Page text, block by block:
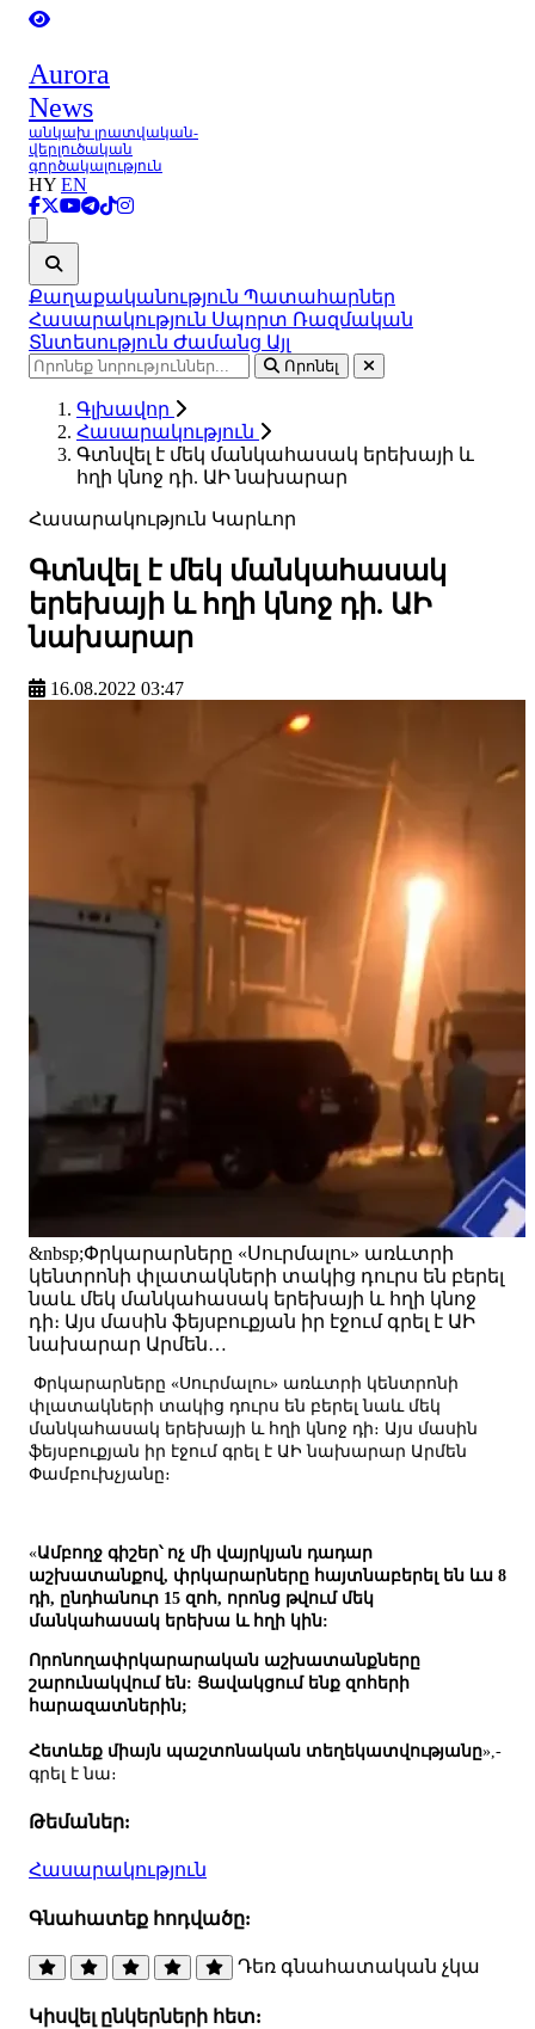
Aurora
News
անկախ լրատվական-
վերլուծական
գործակալություն
HY EN
Քաղաքականություն Պատահարներ
Հասարակություն Սպորտ Ռազմական
Տնտեսություն Ժամանց Այլ
Որոնել
Գլխավոր
Հասարակություն
Գտնվել է մեկ մանկահասակ երեխայի և
հղի կնոջ դի. ԱԻ նախարար
Հասարակություն Կարևոր
Գտնվել է մեկ մանկահասակ
երեխայի և հղի կնոջ դի. ԱԻ
նախարար
16.08.2022 03:47
&nbsp;Փրկարարները «Սուրմալու» առևտրի
կենտրոնի փլատակների տակից դուրս են բերել
նաև մեկ մանկահասակ երեխայի և հղի կնոջ
դի։ Այս մասին ֆեյսբուքյան իր էջում գրել է ԱԻ
նախարար Արմեն…
Փրկարարները «Սուրմալու» առևտրի կենտրոնի
փլատակների տակից դուրս են բերել նաև մեկ
մանկահասակ երեխայի և հղի կնոջ դի։ Այս մասին
ֆեյսբուքյան իր էջում գրել է ԱԻ նախարար Արմեն
Փամբուխչյանը։
«Ամբողջ գիշեր՝ ոչ մի վայրկյան դադար
աշխատանքով, փրկարարները հայտնաբերել են ևս 8
դի, ընդհանուր 15 զոհ, որոնց թվում մեկ
մանկահասակ երեխա և հղի կին:
Որոնողափրկարարական աշխատանքները
շարունակվում են: Ցավակցում ենք զոհերի
հարազատներին;
Հետևեք միայն պաշտոնական տեղեկատվությանը»,-
գրել է նա։
Թեմաներ:
Հասարակություն
Գնահատեք հոդվածը:
Դեռ գնահատական չկա
Կիսվել ընկերների հետ: